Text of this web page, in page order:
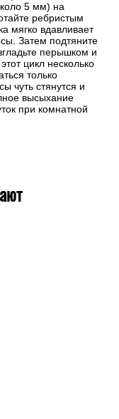
полосы –
пузырей.
поклейке нового
5 мм) на
ребристым
мягко вдавливает
Затем подтяните
перышком и
при комнатной